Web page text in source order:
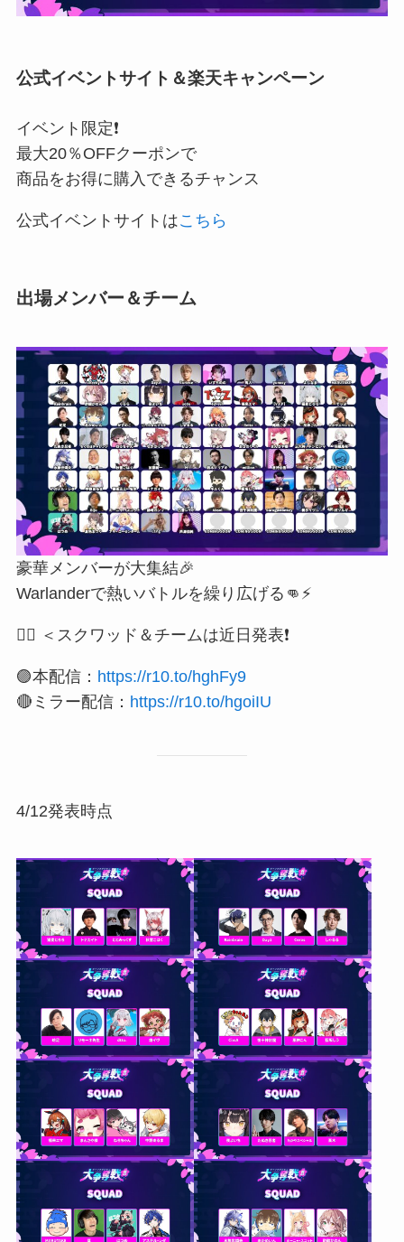
公式イベントサイト＆楽天キャンペーン
イベント限定❗️
最大20％OFFクーポンで
商品をお得に購入できるチャンス
公式イベントサイトはこちら
出場メンバー＆チーム
豪華メンバーが大集結🎉
Warlanderで熱いバトルを繰り広げる👊⚡
🙋‍♀️ ＜スクワッド＆チームは近日発表❗️
🟣本配信： https://r10.to/hghFy9
🔴ミラー配信： https://r10.to/hgoiIU
4/12発表時点